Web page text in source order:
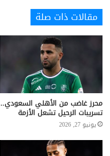
مقالات ذات صلة
محرز غاضب من الأهلي السعودي..
تسريبات الرحيل تشعل الأزمة
يونيو 27, 2026